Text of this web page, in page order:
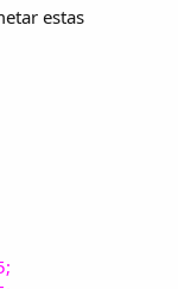
estas